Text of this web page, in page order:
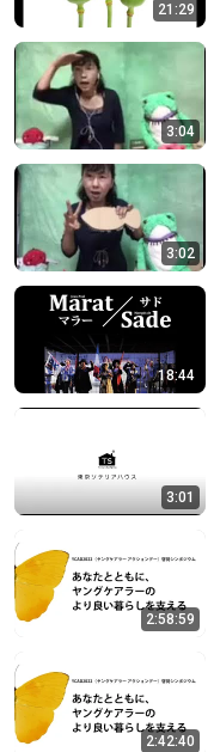
21:29
3:04
3:02
18:44
3:01
2:58:59
2:42:40